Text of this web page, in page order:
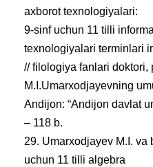
axborot texnologiyalari:
9-sinf uchun 11 tilli
texnologiyalari terminlari
// filologiya fanlari doktori,
M.I.Umarxodjayevning
Andijon: “Andijon davlat
– 118 b.
29. Umarxodjayev M.I. va
uchun 11 tilli algebra